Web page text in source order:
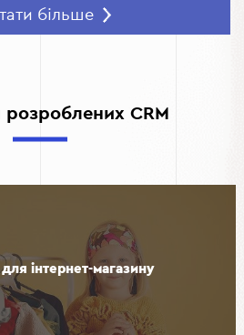
підхід.
Аналізуйте дані про
показники.
клієнтів.
більше
CRM
інтернет-магазину